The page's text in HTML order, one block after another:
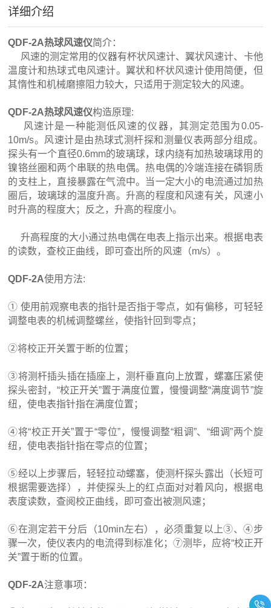
详细介绍
QDF-2A热球风速仪简介：
风速的测定常用的仪器有杯状风速计、翼状风速计、卡他
温度计和热球式电风速计。翼状和杯状风速计使用简便，但
其惰性和机械磨擦阻力较大，只适用于测定较大的风速。
QDF-2A热球风速仪构造原理:
风速计是一种能测低风速的仪器，其测定范围为0.05-
10m/s。风速计是由热球式测杆探和测量仪表两部分组成。
探头有一个直径0.6mm的玻璃球，球内绕有加热玻璃球用的
镍铬丝圈和两个串联的热电偶。热电偶的冷端连接在磷铜质
的支柱上，直接暴露在气流中。当一定大小的电流通过加热
圈后，玻璃球的温度升高。升高的程度和风速有关，风速小
时升高的程度大；反之，升高的程度小。
升高程度的大小通过热电偶在电表上指示出来。根据电表
的读数，查校正曲线，即可查出所的风速（m/s）。
QDF-2A使用方法:
① 使用前观察电表的指针是否指于零点，如有偏移，可轻轻
调整电表的机械调整螺丝，使指针回到零点；
②将校正开关置于断的位置；
③将测杆插头插在插座上，测杆垂直向上放置，螺塞压紧使
探头密封，“校正开关”置于满度位置，慢慢调整“满度调节”旋
纽，使电表指针指在满度位置；
④将“校正开关”置于“零位”，慢慢调整“粗调”、“细调”两个旋
纽，使电表指针指在零点的位置；
⑤经以上步骤后，轻轻拉动螺塞，使测杆探头露出（长短可
根据需要选择），并使探头上的红点面对对着风向，根据电
表度读数，查阅校正曲线，即可查出被测风速；
⑥在测定若干分后（10min左右），必须重复以上③、④步
骤一次，使仪表内的电流得到标准化；⑦测毕，应将“校正开
关”置于断的位置。
QDF-2A注意事项：